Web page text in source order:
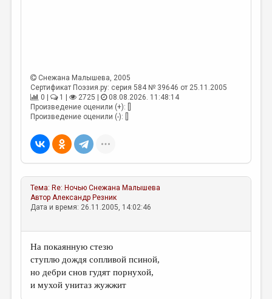
ОБЪЯВЛЕНИЯ
КОЛОНКА РЕДАКТОРА
РЕДКОЛЛЕГИЯ
ОТ РЕДАКЦИИ
МАЛАЯ ПРОЗА
ЭССЕИСТИКА
ЛИТЕРАТУРОВЕДЕНИЕ
КУЛЬТУРОВЕДЕНИЕ
ПУБЛИЦИСТИКА
РЕЦЕНЗИРОВАНИЕ
ЦИКЛЫ ПУБЛИКАЦИЙ
Снежана Малышева, 2005
Сертификат Поэзия.ру: серия 584 № 39646 от 25.11.2005
0 |
1 | 2725 |
08.08.2026. 11:48:14
Произведение оценили (+): []
Произведение оценили (-): []
Тема: Re: Ночью Снежана Малышева
АвторАлександр Резник
Дата и время: 26.11.2005, 14:02:46
На покаянную стезю
ступлю дождя сопливой псиной,
но дебри снов гудят порнухой,
и мухой унитаз жужжит